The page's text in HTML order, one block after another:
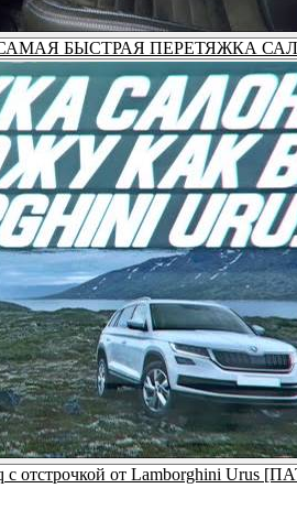
[САМАЯ БЫСТРАЯ ПЕРЕТЯЖКА
с отстрочкой от Lamborghini